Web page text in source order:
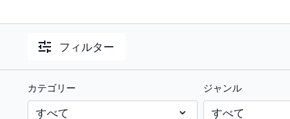
フィルター
カテゴリー ジャンル